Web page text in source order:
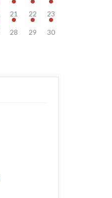
21 22 23
28 29 30